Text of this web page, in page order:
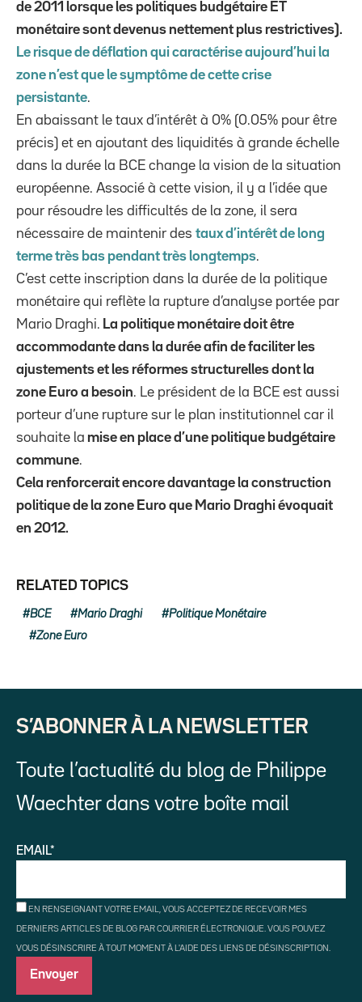
de 2011 lorsque les politiques budgétaire ET
monétaire sont devenus nettement plus restrictives).
Le risque de déflation qui caractérise aujourd’hui la
zone n’est que le symptôme de cette crise
persistante.
En abaissant le taux d’intérêt à 0% (0.05% pour être
précis) et en ajoutant des liquidités à grande échelle
dans la durée la BCE change la vision de la situation
européenne. Associé à cette vision, il y a l’idée que
pour résoudre les difficultés de la zone, il sera
nécessaire de maintenir des taux d’intérêt de long
terme très bas pendant très longtemps.
C’est cette inscription dans la durée de la politique
monétaire qui reflète la rupture d’analyse portée par
Mario Draghi. La politique monétaire doit être
accommodante dans la durée afin de faciliter les
ajustements et les réformes structurelles dont la
zone Euro a besoin. Le président de la BCE est aussi
porteur d’une rupture sur le plan institutionnel car il
souhaite la mise en place d’une politique budgétaire
commune.
Cela renforcerait encore davantage la construction
politique de la zone Euro que Mario Draghi évoquait
en 2012.
RELATED TOPICS
BCE Mario Draghi Politique Monétaire
Zone Euro
S’ABONNER À LA NEWSLETTER
Toute l’actualité du blog de Philippe
Waechter dans votre boîte mail
EMAIL*
EN RENSEIGNANT VOTRE EMAIL, VOUS ACCEPTEZ DE RECEVOIR MES
DERNIERS ARTICLES DE BLOG PAR COURRIER ÉLECTRONIQUE. VOUS POUVEZ
VOUS DÉSINSCRIRE À TOUT MOMENT À L'AIDE DES LIENS DE DÉSINSCRIPTION.